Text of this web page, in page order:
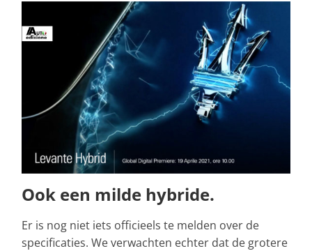
Ook een milde hybride.
Er is nog niet iets officieels te melden over de
specificaties. We verwachten echter dat de grotere